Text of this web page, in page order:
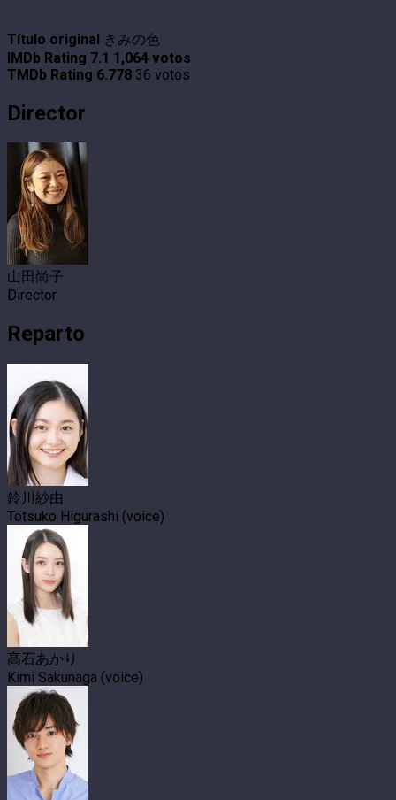
Título original きみの色
IMDb Rating 7.1 1,064 votos
TMDb Rating 6.778 36 votos
Director
山田尚子
Director
Reparto
鈴川紗由
Totsuko Higurashi (voice)
髙石あかり
Kimi Sakunaga (voice)